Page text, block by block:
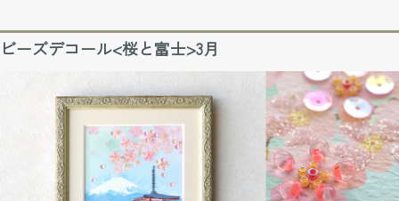
ビーズデコール<桜と富士>3月